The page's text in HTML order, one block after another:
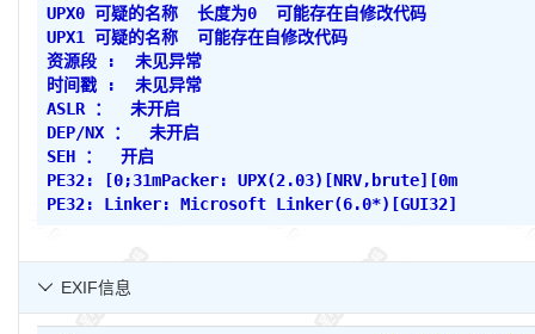
UPX0 可疑的名称 长度为0 可能存在自修改代码
UPX1 可疑的名称 可能存在自修改代码
资源段 : 未见异常
时间戳 : 未见异常
ASLR ： 未开启
DEP/NX ： 未开启
SEH ： 开启
PE32: [0;31mPacker: UPX(2.03)[NRV,brute][0m
PE32: Linker: Microsoft Linker(6.0*)[GUI32]
EXIF信息
